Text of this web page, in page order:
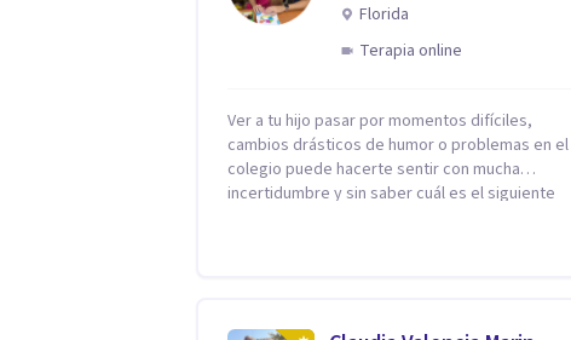
Florida
Terapia online
Ver a tu hijo pasar por momentos difíciles,
cambios drásticos de humor o problemas en el
colegio puede hacerte sentir con mucha
incertidumbre y sin saber cuál es el siguiente